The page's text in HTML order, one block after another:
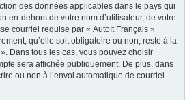
des données applicables dans le pays qui
en-dehors de votre nom d’utilisateur, de votre
courriel requise par « AutoIt Français »
qu’elle soit obligatoire ou non, reste à la
Dans tous les cas, vous pouvez choisir
sera affichée publiquement. De plus, dans
ou non à l’envoi automatique de courriel